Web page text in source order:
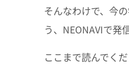
そんなわけで、今
う、NEONAVIで発
ここまで読んでく